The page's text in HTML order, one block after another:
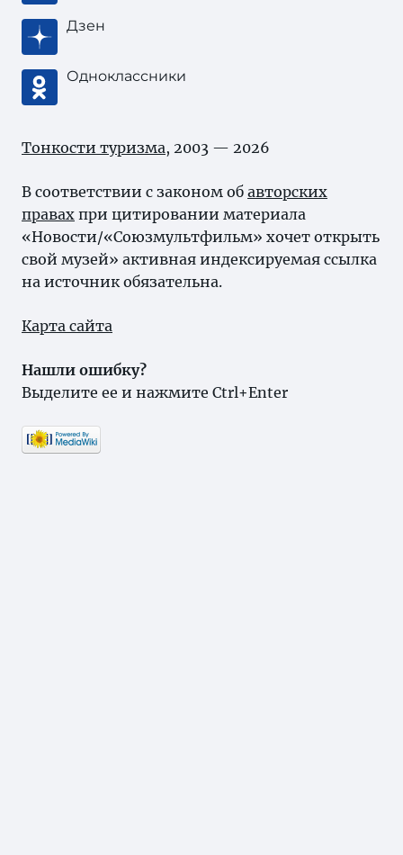
Дзен
Одноклассники
Тонкости туризма, 2003 — 2026
В соответствии с законом об авторских
правах при цитировании материала
«Новости/«Союзмультфильм» хочет открыть
свой музей» активная индексируемая ссылка
на источник обязательна.
Карта сайта
Нашли ошибку?
Выделите ее и нажмите Ctrl+Enter